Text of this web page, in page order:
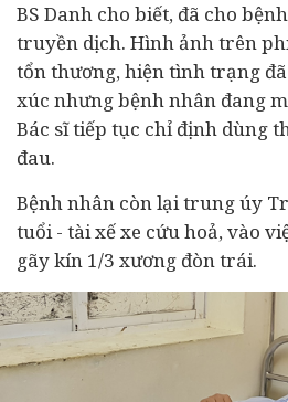
BS Danh cho biết, đã cho
truyền dịch. Hình ảnh trên
tổn thương, hiện tình trạng
xúc nhưng bệnh nhân đang
Bác sĩ tiếp tục chỉ định dùng
đau.
Bệnh nhân còn lại trung úy
tuổi - tài xế xe cứu hoả, vào
gãy kín 1/3 xương đòn trái.